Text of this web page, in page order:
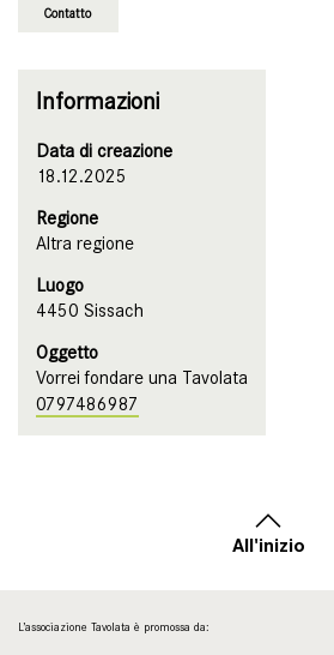
Contatto
Informazioni
Data di creazione
18.12.2025
Regione
Altra regione
Luogo
4450 Sissach
Oggetto
Vorrei fondare una Tavolata
0797486987
All'inizio
L’associazione Tavolata è promossa da: